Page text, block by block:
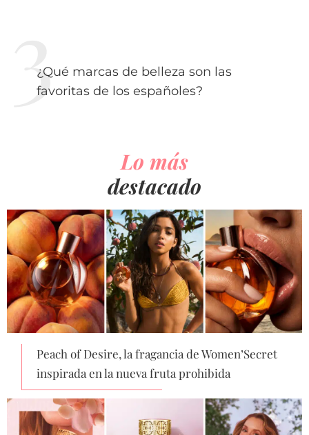
¿Qué marcas de belleza son las
favoritas de los españoles?
Lo más
destacado
Peach of Desire, la fragancia de Women’Secret
inspirada en la nueva fruta prohibida